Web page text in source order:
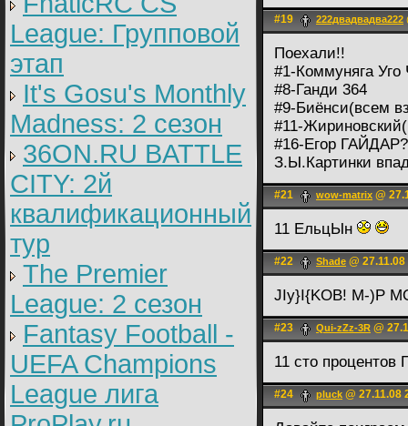
League: Групповой
этап
It's Gosu's Monthly
Madness: 2 сезон
36ON.RU BATTLE
CITY: 2й
квалификационный
тур
The Premier
League: 2 cезон
Fantasy Football -
UEFA Champions
League лига
#19 222двадвадва222
Поехали!!
#1-Коммуняга Уго
#8-Ганди 364
#9-Биёнси(всем
#11-
#16-Егор
З.Ы.Картинки
#21 wow-matrix @
11 ЕльцЫн
#22 Shade @
JIy}I{KOB! M-)P
#23 Qui-zZz-3R @
11 сто процентов
#24 pluck @ 27.11.08